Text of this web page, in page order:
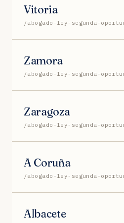
Vitoria
/abogado-ley-segunda-
Zamora
/abogado-ley-segunda-
Zaragoza
/abogado-ley-segunda-
A Coruña
/abogado-ley-segunda-
Albacete